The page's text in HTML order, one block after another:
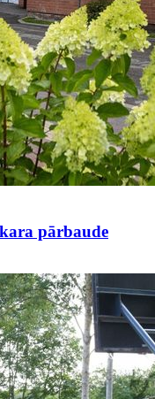
pārbaude